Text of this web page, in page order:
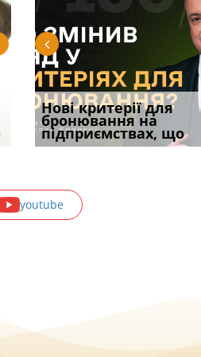
Документи, на яких не
пер
Переоформлення
відстрочки за іншою
підставою: нов
Нові критерії для
бронювання на
підприємствах, що
Восьмий ААС
підтвердив, що
може скас
youtube